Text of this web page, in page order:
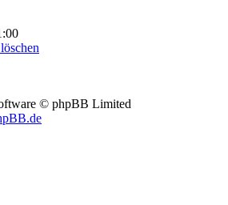
© phpBB Limited